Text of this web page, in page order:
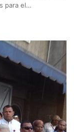
para el…